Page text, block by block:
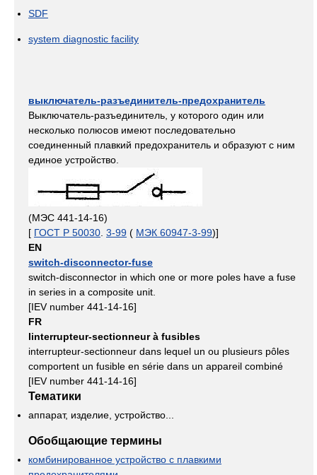
SDF
system diagnostic facility
выключатель-разъединитель-предохранитель
Выключатель-разъединитель, у которого один или
несколько полюсов имеют последовательно
соединенный плавкий предохранитель и образуют с ним
единое устройство.
(МЭС 441-14-16)
[ ГОСТ Р 50030 3-99 ( МЭК 60947-3-99)]
EN
switch-disconnector-fuse
switch-disconnector in which one or more poles have a fuse
in series in a composite unit.
[IEV number 441-14-16]
FR
linterrupteur-sectionneur à fusibles
interrupteur-sectionneur dans lequel un ou plusieurs pôles
comportent un fusible en série dans un appareil combiné
[IEV number 441-14-16]
Тематики
аппарат, изделие, устройство...
Обобщающие термины
комбинированное устройство с плавкими